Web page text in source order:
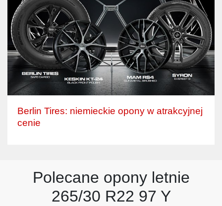
Berlin Tires: niemieckie opony w atrakcyjnej
cenie
Polecane opony letnie
265/30 R22 97 Y